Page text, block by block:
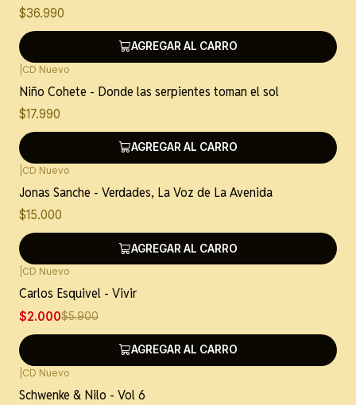
$36.990
AGREGAR AL CARRO
CD Nuevo
Niño Cohete - Donde las serpientes toman el sol
$17.990
AGREGAR AL CARRO
CD Nuevo
Jonas Sanche - Verdades, La Voz de La Avenida
$15.000
AGREGAR AL CARRO
-66% OFF
CD Nuevo
Carlos Esquivel - Vivir
$2.000$5.900
AGREGAR AL CARRO
CD Nuevo
Schwenke & Nilo - Vol 6